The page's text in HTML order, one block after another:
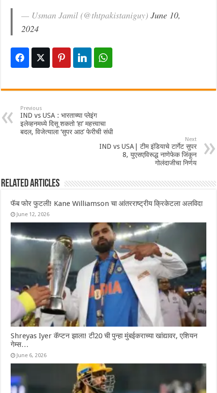
— Usman Jamil (@thtpakistaniguy)June 10,
2024
Previous
IND vs USA : भारताच्या प्लेइंग
इलेव्हनमध्ये दिसू शकतो ‘हा’ महत्त्वाचा
बदल, विजेत्याला ‘सुपर आठ’ फेरीची संधी
Next
IND vs USA| टीम इंडियाचे‌ टार्गेट सुपर
8, युएसएविरूद्ध नाणेफेक जिंकून
गोलंदाजीचा निर्णय
Related Articles
फॅब फोर फुटली! Kane Williamson चा आंतरराष्ट्रीय क्रिकेटला अलविदा
June 12, 2026
Shreyas Iyer कॅप्टन झाला! टी20 ची पुन्हा मुंबईकराच्या खांद्यावर, एशियन
गेम्स…
June 6, 2026